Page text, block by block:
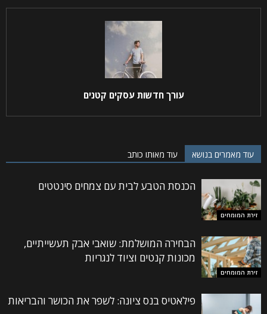
עורך חדשות עסקים קטנים
עוד מאמרים בנושא עוד מאותו כותב
זירת המומחים
הכנסת הטבע לבית עם צמחים סינטטים
זירת המומחים
הבחירה המושלמת: שואבי אבק תעשייתיים,
מכונות קנטים וציוד לנגריות
פילאטיס בנס ציונה: לשפר את הכושר והבריאות